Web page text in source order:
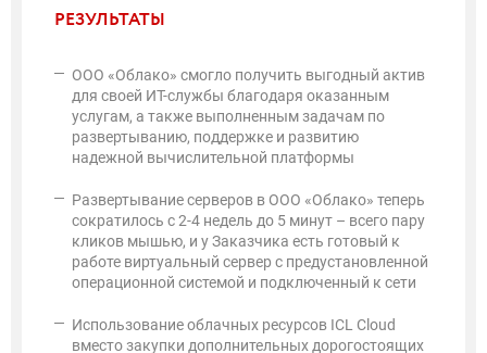
РЕЗУЛЬТАТЫ
ООО «Облако» смогло получить выгодный актив
для своей ИТ-службы благодаря оказанным
услугам, а также выполненным задачам по
развертыванию, поддержке и развитию
надежной вычислительной платформы
Развертывание серверов в ООО «Облако» теперь
сократилось с 2-4 недель до 5 минут – всего пару
кликов мышью, и у Заказчика есть готовый к
работе виртуальный сервер с предустановленной
операционной системой и подключенный к сети
Использование облачных ресурсов ICL Cloud
вместо закупки дополнительных дорогостоящих